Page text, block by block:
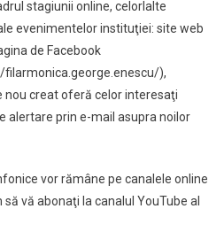
stagiunii online, celorlalte
evenimentelor instituţiei: site web
de Facebook
),
nou creat oferă celor interesaţi
alertare prin e-mail asupra noilor
vor rămâne pe canalele online
vă abonaţi la canalul YouTube al